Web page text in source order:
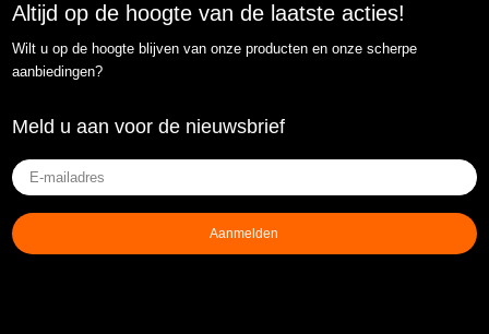
Altijd op de hoogte van de laatste acties!
Wilt u op de hoogte blijven van onze producten en onze scherpe
aanbiedingen?
Meld u aan voor de nieuwsbrief
E-
mailadres(Vereist)
Aanmelden